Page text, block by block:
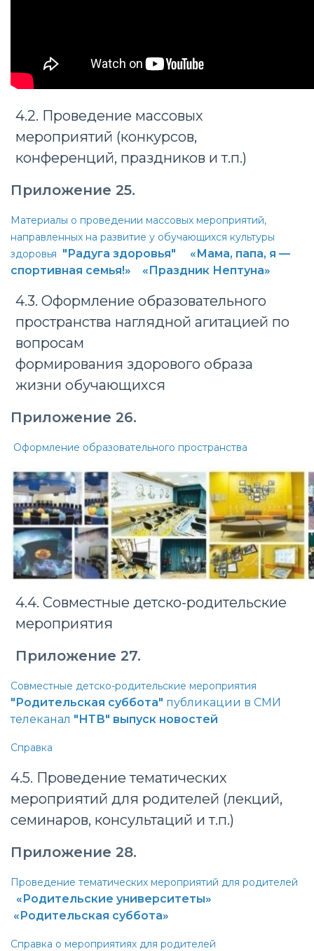
4.2. Проведение массовых
мероприятий (конкурсов,
конференций, праздников и т.п.)
Приложение 25.
Материалы о проведении массовых мероприятий,
направленных на развитие у обучающихся культуры
здоровья "Радуга здоровья"
«Мама, папа, я —
спортивная семья!»
«Праздник Нептуна»
4.3. Оформление образовательного
пространства наглядной агитацией по
вопросам
формирования здорового образа
жизни обучающихся
Приложение 26.
Оформление образовательного пространства
4.4. Совместные детско-родительские
мероприятия
Приложение 27.
Совместные детско-родительские мероприятия
"Родительская суббота" публикации в СМИ
телеканал "НТВ" выпуск новостей
Справка
4.5. Проведение тематических
мероприятий для родителей (лекций,
семинаров, консультаций и т.п.)
Приложение 28.
Проведение тематических мероприятий для родителей
«Родительские университеты»
«Родительская суббота»
Справка о мероприятиях для родителей